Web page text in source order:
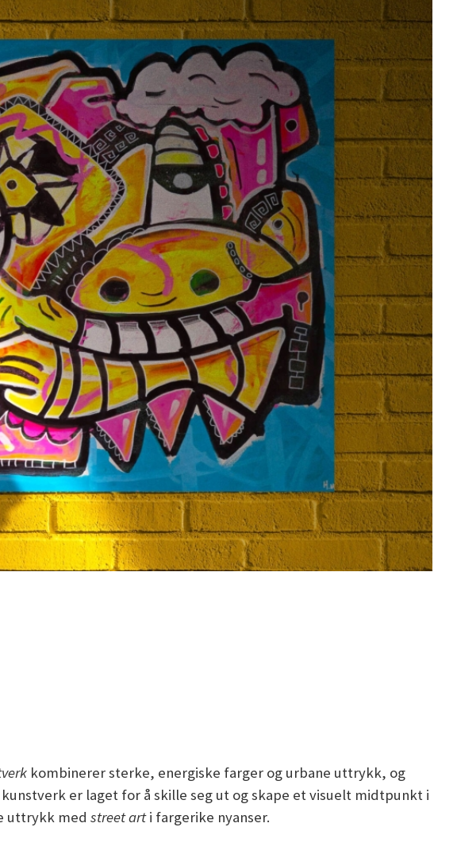
kombinerer sterke, energiske farger og urbane uttrykk, og
er laget for å skille seg ut og skape et visuelt midtpunkt i
uttrykk med street arti fargerike nyanser.